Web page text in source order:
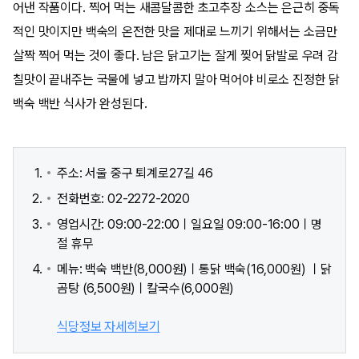
어낸 작품이다. 찍어 먹는 새콤달콤한 초고추장 소스는 은근히 중독
적인 맛이지만 백숙의 온전한 맛을 제대로 느끼기 위해서는 소금만
살짝 찍어 먹는 것이 좋다. 남은 닭고기는 잘게 찢어 닭발로 우려 감
칠맛이 끝내주는 국물에 넣고 밥까지 말아 먹어야 비로소 진정한 닭
백숙 백반 식사가 완성된다.
주소: 서울 중구 퇴계로27길 46
전화번호: 02-2272-2020
영업시간: 09:00-22:00ㅣ일요일 09:00-16:00ㅣ명
절 휴무
메뉴: 백숙 백반(8,000원)ㅣ통닭 백숙(16,000원) ㅣ닭
곰탕 (6,500원)ㅣ칼국수(6,000원)
식당정보 자세히보기